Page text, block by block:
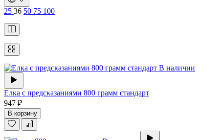
25 36 50 75 100
В наличии
Елка с предсказаниями 800 грамм стандарт
947 ₽
В корзину